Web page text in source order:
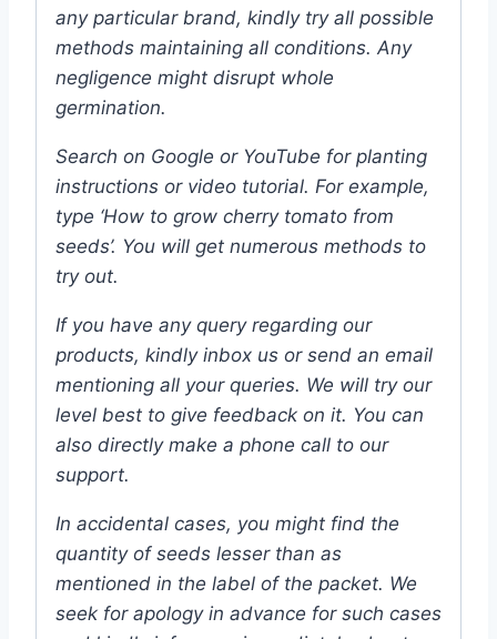
any particular brand, kindly try all possible
methods maintaining all conditions. Any
negligence might disrupt whole
germination.
Search on Google or YouTube for planting
instructions or video tutorial. For example,
type ‘How to grow cherry tomato from
seeds’. You will get numerous methods to
try out.
If you have any query regarding our
products, kindly inbox us or send an email
mentioning all your queries. We will try our
level best to give feedback on it. You can
also directly make a phone call to our
support.
In accidental cases, you might find the
quantity of seeds lesser than as
mentioned in the label of the packet. We
seek for apology in advance for such cases